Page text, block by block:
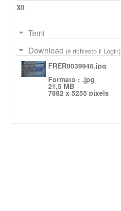
XII
Temi
Download (è richiesto il Login)
FRER0039946.jpg
Formato : .jpg
21,5 MB
7882 x 5255 pixels